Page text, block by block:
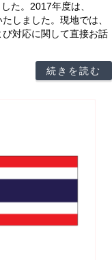
た。2017年度は、
しました。現地では、
対応に関して直接お話
続きを読む